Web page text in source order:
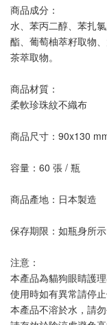
商品成分：
水、苯丙二醇、苯扎
酯、葡萄柚萃籽取物
茶萃取物。
商品材質：
柔軟珍珠紋不織布
商品尺寸：90x130
容量：60 張 / 瓶
商品產地：日本製造
保存期限：如瓶身所示
注意：
本產品為貓狗眼睛護
使用時如有異常請停
本產品不溶於水，請勿